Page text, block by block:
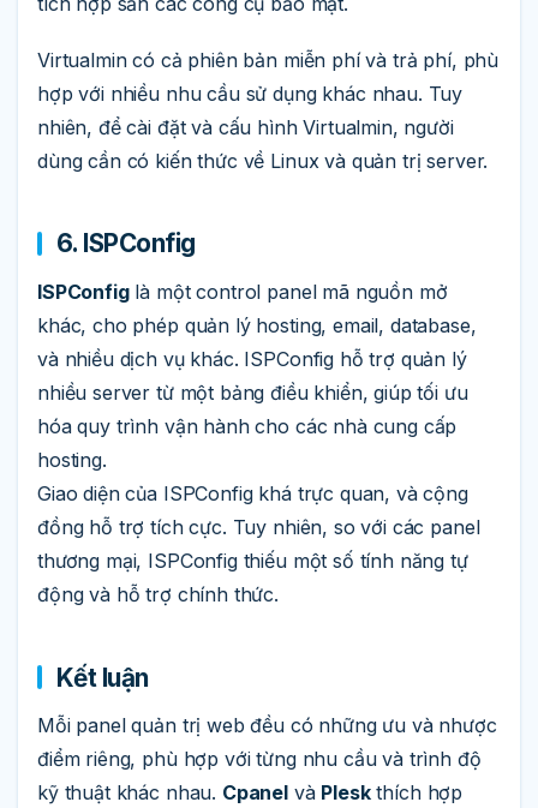
Virtualmin có cả phiên bản miễn phí và trả phí, phù
hợp với nhiều nhu cầu sử dụng khác nhau. Tuy
nhiên, để cài đặt và cấu hình Virtualmin, người
dùng cần có kiến thức về Linux và quản trị server.
6. ISPConfig
ISPConfiglà một control panel mã nguồn mở
khác, cho phép quản lý hosting, email, database,
và nhiều dịch vụ khác. ISPConfig hỗ trợ quản lý
nhiều server từ một bảng điều khiển, giúp tối ưu
hóa quy trình vận hành cho các nhà cung cấp
hosting.
Giao diện của ISPConfig khá trực quan, và cộng
đồng hỗ trợ tích cực. Tuy nhiên, so với các panel
thương mại, ISPConfig thiếu một số tính năng tự
động và hỗ trợ chính thức.
Kết luận
Mỗi panel quản trị web đều có những ưu và nhược
điểm riêng, phù hợp với từng nhu cầu và trình độ
kỹ thuật khác nhau. Cpanelvà Pleskthích hợp